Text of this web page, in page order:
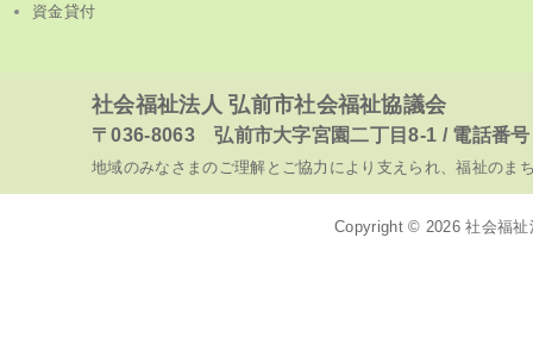
資金貸付
社会福祉法人 弘前市社会福祉協議会
〒036-8063 弘前市大字宮園二丁目8-1 / 電話番
地域のみなさまのご理解とご協力により支えられ、福祉のま
Copyright © 2026社会福